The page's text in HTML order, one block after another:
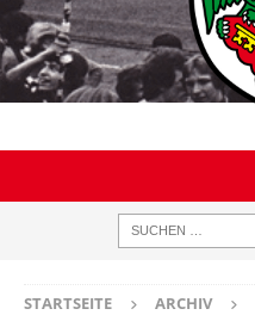
STARTSEITE ARCHIV